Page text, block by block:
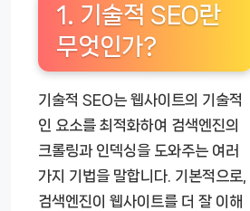
1. 기술적 SEO란
무엇인가?
기술적 SEO는 웹사이트의 기술적
인 요소를 최적화하여 검색엔진의
크롤링과 인덱싱을 도와주는 여러
가지 기법을 말합니다. 기본적으로,
검색엔진이 웹사이트를 더 잘 이해